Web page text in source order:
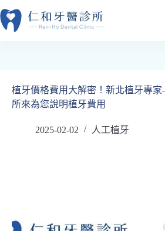
跳
至
植牙價格費用大解密！新北植牙專家
所來為您說明植牙費用
2025-02-02 人工植牙